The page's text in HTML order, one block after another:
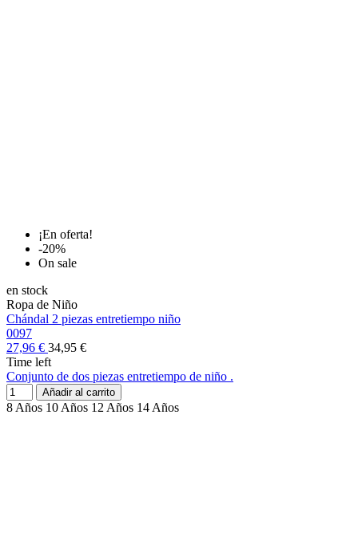
¡En oferta!
-20%
On sale
en stock
Ropa de Niño
Chándal 2 piezas entretiempo niño
0097
27,96 € 34,95 €
Time left
Conjunto de dos piezas entretiempo de niño .
Añadir al carrito
8 Años 10 Años 12 Años 14 Años